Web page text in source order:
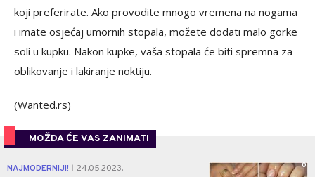
koji preferirate. Ako provodite mnogo vremena na nogama
i imate osjećaj umornih stopala, možete dodati malo gorke
soli u kupku. Nakon kupke, vaša stopala će biti spremna za
oblikovanje i lakiranje noktiju.
(Wanted.rs)
MOŽDA ĆE VAS ZANIMATI
NAJMODERNIJI! 24.05.2023. 0